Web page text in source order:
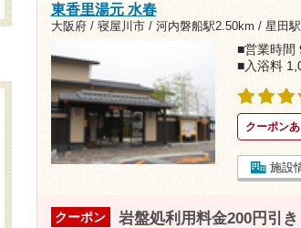
東香里湯元 水春
大阪府 / 寝屋川市 / 河内磐船駅2.50km / 星田
■営業時間
■入浴料
クーポンあ
施設
クーポン 岩盤処利用料金200円引